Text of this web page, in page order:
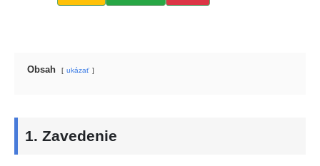
Obsah ukázať
1. Zavedenie